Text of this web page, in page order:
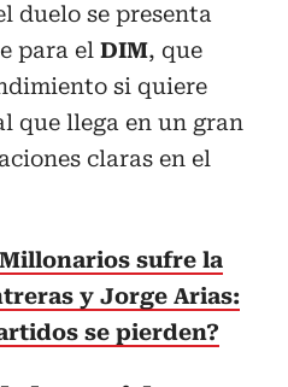
duelo se presenta
para el DIM, que
si quiere
que llega en un gran
claras en el
Millonarios sufre la
y Jorge Arias:
se pierden?